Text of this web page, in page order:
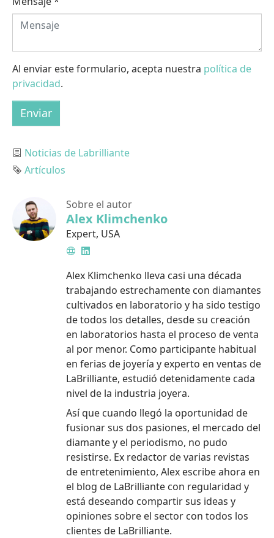
Al enviar este formulario, acepta nuestra política de
privacidad.
Enviar
Categoría
Noticias de Labrilliante
Etiqueta
Artículos
Sobre el autor
Alex Klimchenko
Expert, USA
Sitio
web
LinkedIn
Alex Klimchenko lleva casi una década
trabajando estrechamente con diamantes
cultivados en laboratorio y ha sido testigo
de todos los detalles, desde su creación
en laboratorios hasta el proceso de venta
al por menor. Como participante habitual
en ferias de joyería y experto en ventas de
LaBrilliante, estudió detenidamente cada
nivel de la industria joyera.
Así que cuando llegó la oportunidad de
fusionar sus dos pasiones, el mercado del
diamante y el periodismo, no pudo
resistirse. Ex redactor de varias revistas
de entretenimiento, Alex escribe ahora en
el blog de LaBrilliante con regularidad y
está deseando compartir sus ideas y
opiniones sobre el sector con todos los
clientes de LaBrilliante.